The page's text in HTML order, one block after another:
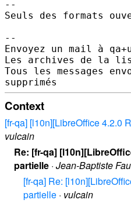
--
Seuls des formats
--
Envoyez un mail à
Les archives de la
Tous les messages
Context
[fr-qa] [l10n][LibreOffice 4.2.0
vulcain
Re: [fr-qa]
partielle · Jean-Baptiste
[fr-qa] Re:
partielle · vulcain